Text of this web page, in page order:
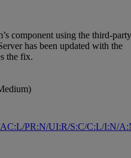
component using the third-party
has been updated with the
the fix.
PR:N/UI:R/S:C/C:L/I:N/